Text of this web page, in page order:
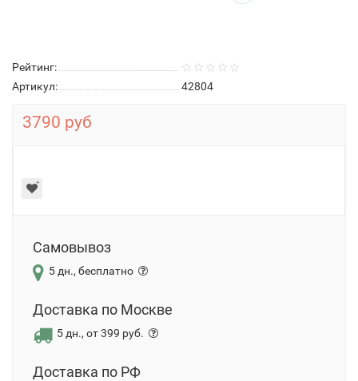
Рейтинг:
Артикул:
42804
3790 руб
Самовывоз
5 дн., бесплатно
Доставка по Москве
5 дн., от 399 руб.
Доставка по РФ